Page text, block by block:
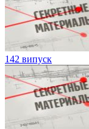
142 випуск